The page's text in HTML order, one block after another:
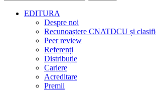
EDITURA
Despre noi
Recunoaștere CNATDCU și
Peer review
Referenți
Distribuție
Cariere
Acreditare
Premii